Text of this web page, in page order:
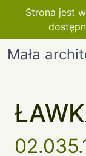
Strona jest
Mała